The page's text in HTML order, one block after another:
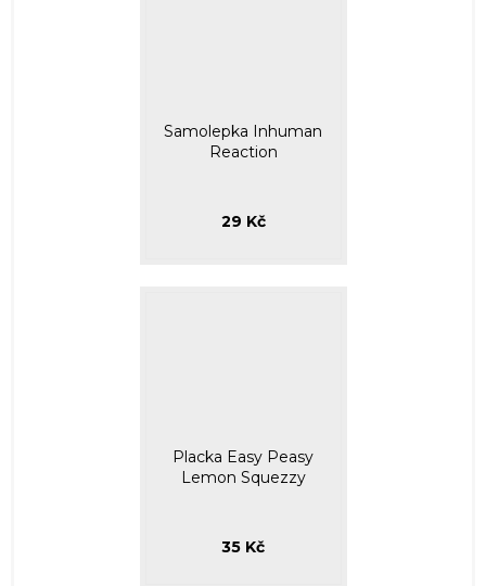
Samolepka Inhuman
Reaction
29 Kč
Placka Easy Peasy
Lemon Squezzy
35 Kč